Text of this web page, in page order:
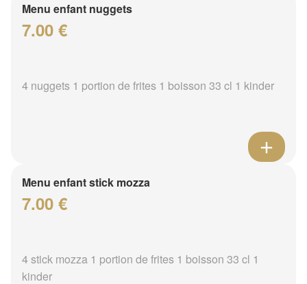
Menu enfant nuggets
7.00 €
4 nuggets 1 portion de frites 1 boisson 33 cl 1 kinder
Menu enfant stick mozza
7.00 €
4 stick mozza 1 portion de frites 1 boisson 33 cl 1
kinder